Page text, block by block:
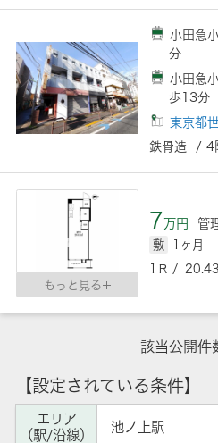
小田急
分
小田急
歩13分
東京都
鉄骨造 / 4
もっと見る
7万円 管
敷 1ヶ月
1Ｒ /
該当公開件
【設定されている条件】
エリア
（駅/沿線）
池ノ上駅